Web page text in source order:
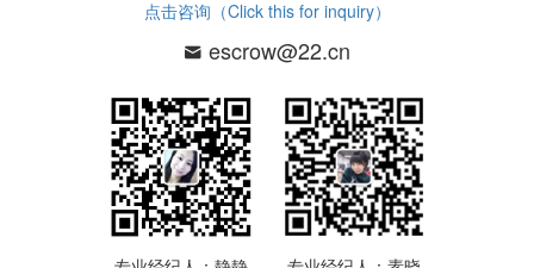
点击咨询（Click this for inquiry）
escrow@22.cn